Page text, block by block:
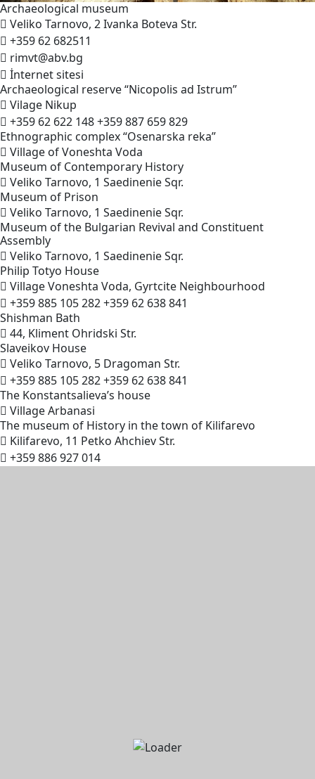
Archaeological museum
Veliko Tarnovo, 2 Ivanka Boteva Str.
+359 62 682511
rimvt@abv.bg
İnternet sitesi
Archaeological reserve “Nicopolis ad Istrum”
Vilage Nikup
+359 62 622 148+359 887 659 829
Ethnographic complex “Osenarska reka”
Village of Voneshta Voda
Museum of Contemporary History
Veliko Tarnovo, 1 Saedinenie Sqr.
Museum of Prison
Veliko Tarnovo, 1 Saedinenie Sqr.
Museum of the Bulgarian Revival and Constituent
Assembly
Veliko Tarnovo, 1 Saedinenie Sqr.
Philip Totyo House
Village Voneshta Voda, Gyrtcite Neighbourhood
+359 885 105 282+359 62 638 841
Shishman Bath
44, Kliment Ohridski Str.
Slaveikov House
Veliko Tarnovo, 5 Dragoman Str.
+359 885 105 282+359 62 638 841
The Konstantsalieva’s house
Village Arbanasi
The museum of History in the town of Kilifarevo
Kilifarevo, 11 Petko Ahchiev Str.
+359 886 927 014